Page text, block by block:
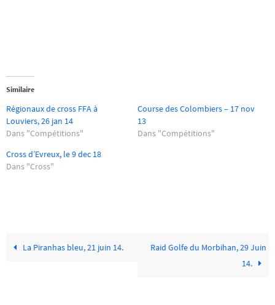
Similaire
Régionaux de cross FFA à
Louviers, 26 jan 14
Dans "Compétitions"
Course des Colombiers – 17 nov
13
Dans "Compétitions"
Cross d’Evreux, le 9 dec 18
Dans "Cross"
La Piranhas bleu, 21 juin 14.
Raid Golfe du Morbihan, 29 Juin
14.